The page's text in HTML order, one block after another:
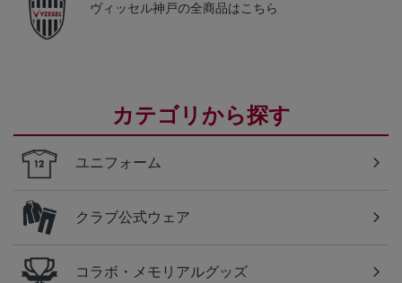
ヴィッセル神戸の全商品はこちら
カテゴリから探す
ユニフォーム
クラブ公式ウェア
コラボ・メモリアルグッズ